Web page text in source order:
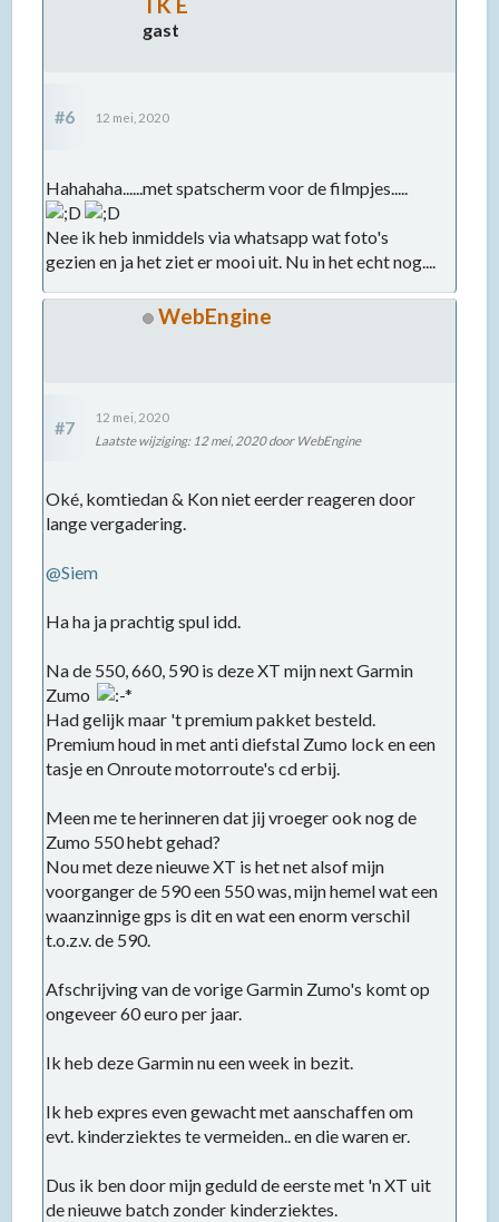
TK E
gast
#6 12 mei, 2020
Hahahaha......met spatscherm voor de filmpjes.....
Nee ik heb inmiddels via whatsapp wat foto's
gezien en ja het ziet er mooi uit. Nu in het echt nog....
WebEngine
#7
12 mei, 2020
Laatste wijziging: 12 mei, 2020door WebEngine
Oké, komtiedan & Kon niet eerder reageren door
lange vergadering.
@Siem
Ha ha ja prachtig spul idd.
Na de 550, 660, 590 is deze XT mijn next Garmin
Zumo
Had gelijk maar 't premium pakket besteld.
Premium houd in met anti diefstal Zumo lock en een
tasje en Onroute motorroute's cd erbij.
Meen me te herinneren dat jij vroeger ook nog de
Zumo 550 hebt gehad?
Nou met deze nieuwe XT is het net alsof mijn
voorganger de 590 een 550 was, mijn hemel wat een
waanzinnige gps is dit en wat een enorm verschil
t.o.z.v. de 590.
Afschrijving van de vorige Garmin Zumo's komt op
ongeveer 60 euro per jaar.
Ik heb deze Garmin nu een week in bezit.
Ik heb expres even gewacht met aanschaffen om
evt. kinderziektes te vermeiden.. en die waren er.
Dus ik ben door mijn geduld de eerste met 'n XT uit
de nieuwe batch zonder kinderziektes.